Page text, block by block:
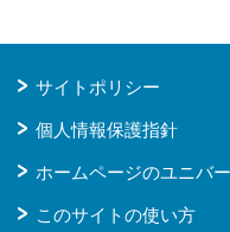
サイトポリシー
個人情報保護指針
ホームページのユニバ
このサイトの使い方